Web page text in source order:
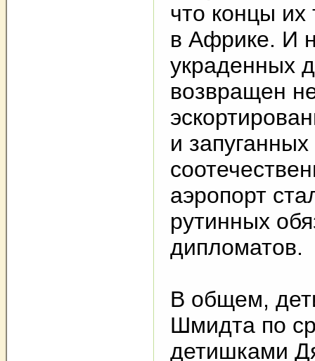
что концы их
в Африке. И
украденных
возвращен
и запуганных
аэропорт
рутинных
дипломатов.
В общем,
Шмидта по
детишками